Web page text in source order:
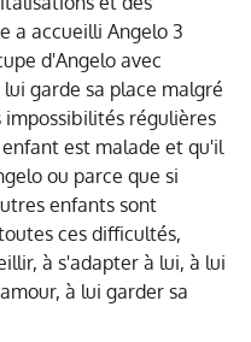
a accueilli Angelo 3
d'Angelo avec
garde sa place malgré
impossibilités régulières
est malade et qu'il
ou parce que si
enfants sont
ces difficultés,
à s'adapter à lui, à lui
à lui garder sa